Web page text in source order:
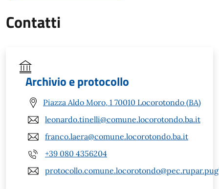
Contatti
Archivio e protocollo
Piazza Aldo Moro, 1 70010 Locorotondo (BA)
leonardo.tinelli@comune.locorotondo.ba.it
franco.laera@comune.locorotondo.ba.it
+39 080 4356204